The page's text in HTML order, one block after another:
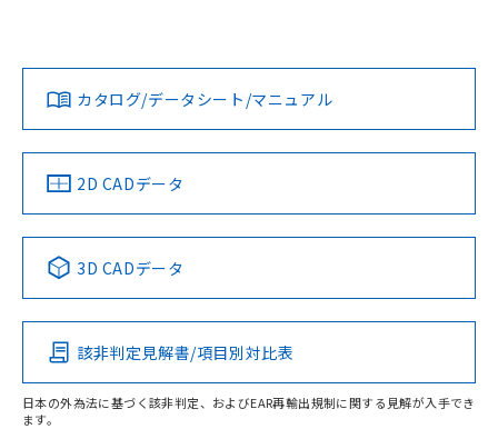
対応済み
中国 RoHS 注意事項・凡例
Pb Hg Cd Cr(VI)
O
LR型式承認
（イギリス
船舶規格）
DNV型式承認
（ノルウェー
BV型式承認
（フランス
KR型式
（韓国
No No No No
この製品の規格認証/適合状況ページへ
その他の認証はこちらのページからご検索ください
カタログ/データシート/マニュアル
2D CADデータ
3D CADデータ
該非判定見解書/項目別対比表
日本の外為法に基づく該非判定、およびEAR再輸出規制に関する見解が入手でき
ます。
り、2022年1月12日より割愛しておりま
す。